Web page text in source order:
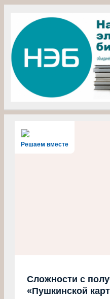
Решаем вместе
Сложности с
«Пушкинской